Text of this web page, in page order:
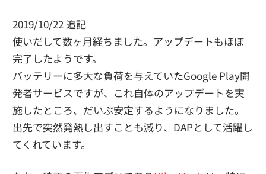
2019/10/22 追記
使いだして数ヶ月経ちました。アップデートもほぼ
完了したようです。
バッテリーに多大な負荷を与えていたGoogle Play開
発者サービスですが、これ自体のアップデートを実
施したところ、だいぶ安定するようになりました。
出先で突然発熱し出すことも減り、DAPとして活躍し
てくれています。